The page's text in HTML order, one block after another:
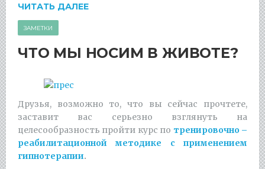
ЧИТАТЬ ДАЛЕЕ
ЗАМЕТКИ
ЧТО МЫ НОСИМ В ЖИВОТЕ?
Друзья, возможно то, что вы сейчас прочтете,
заставит вас серьезно взглянуть на
целесообразность пройти курс по тренировочно –
реабилитационной методике с применением
гипнотерапии.